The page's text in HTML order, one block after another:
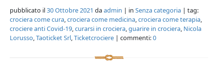
pubblicato il30 Ottobre 2021 daadmin | in Senza categoria | tag:
crociera come cura,crociera come medicina,crociera come terapia,
crociere anti Covid-19,curarsi in crociera,guarire in crociera, Nicola
Lorusso,Taoticket Srl,Ticketcrociere | commenti:0